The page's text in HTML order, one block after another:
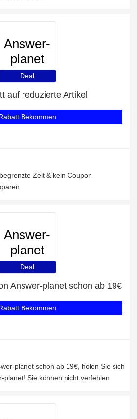
Answer-
planet
Deal
auf reduzierte Artikel
Bekommen
Zeit & kein Coupon
Answer-
planet
Deal
Answer-planet schon ab 19€
Bekommen
planet schon ab 19€, holen Sie sich
planet! Sie können nicht verfehlen